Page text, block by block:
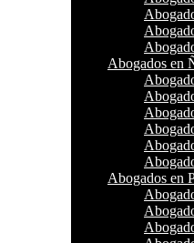
Abogados en
Abogados en